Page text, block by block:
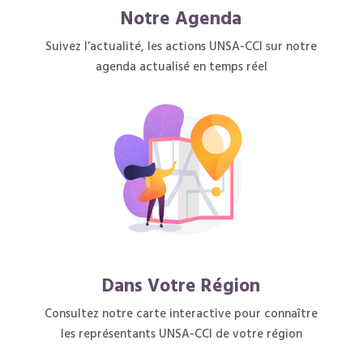
Notre Agenda
Suivez l’actualité, les actions UNSA-CCI sur notre
agenda actualisé en temps réel
Dans Votre Région
Consultez notre carte interactive pour connaître
les représentants UNSA-CCI de votre région